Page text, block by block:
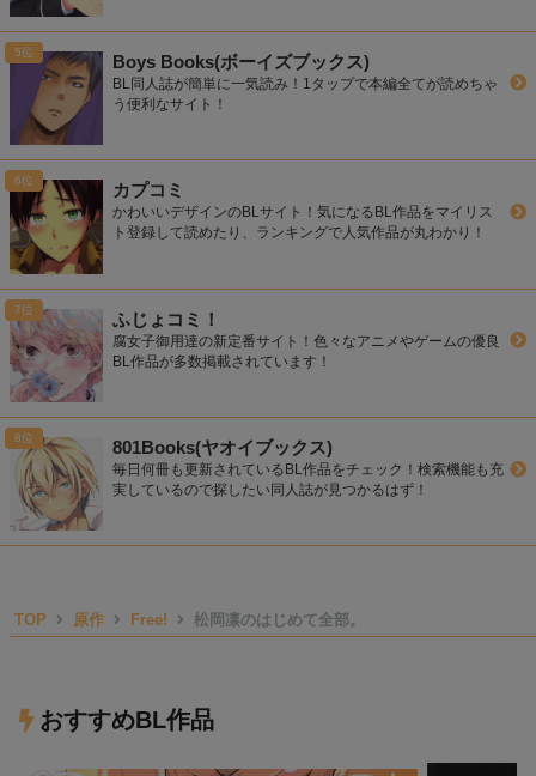
Boys Books(ボーイズブックス)
BL同人誌が簡単に一気読み！1タップで本編全てが読めちゃ
う便利なサイト！
カプコミ
かわいいデザインのBLサイト！気になるBL作品をマイリス
ト登録して読めたり、ランキングで人気作品が丸わかり！
ふじょコミ！
腐女子御用達の新定番サイト！色々なアニメやゲームの優良
BL作品が多数掲載されています！
801Books(ヤオイブックス)
毎日何冊も更新されているBL作品をチェック！検索機能も充
実しているので探したい同人誌が見つかるはず！
TOP 原作 Free! 松岡凛のはじめて全部。
おすすめBL作品